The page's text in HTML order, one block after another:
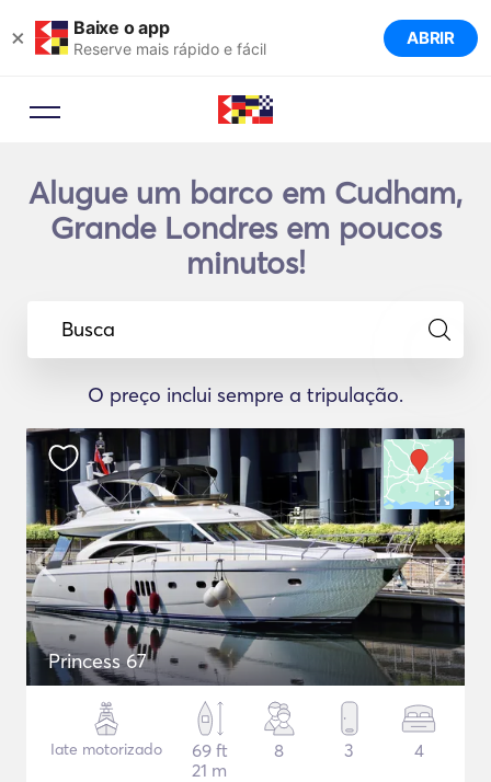
× Baixe o app
Reserve mais rápido e fácil ABRIR
Alugue um barco em Cudham,
Grande Londres em poucos
minutos!
Busca
O preço inclui sempre a tripulação.
Princess 67
Iate motorizado
69 ft
21 m
8 3 4